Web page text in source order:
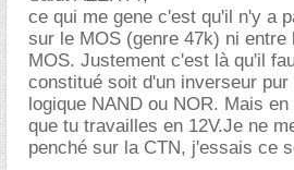
ce qui me gene c'est qu'il n'y a
sur le MOS (genre 47k) ni entre
MOS. Justement c'est là qu'il
constitué soit d'un inverseur
logique NAND ou NOR. Mais
que tu travailles en 12V.Je ne
penché sur la CTN, j'essais ce